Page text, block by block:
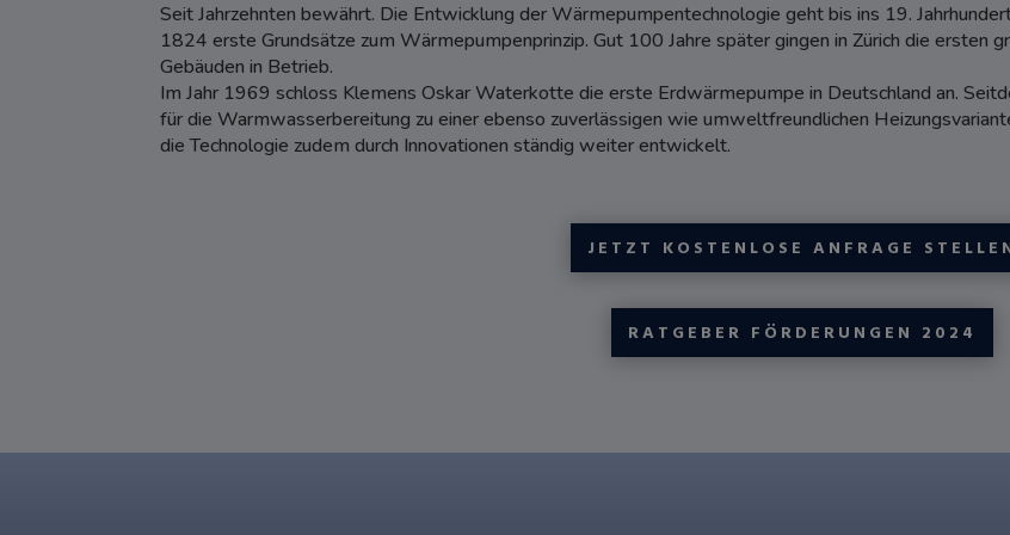
Seit Jahrzehnten bewährt. Die Entwicklung der Wärmepumpentechnologie geht bis ins 19.
1824 erste Grundsätze zum Wärmepumpenprinzip. Gut 100 Jahre später gingen in Zürich die ersten
Gebäuden in Betrieb.
Im Jahr 1969 schloss Klemens Oskar Waterkotte die erste Erdwärmepumpe in Deutschland an.
für die Warmwasserbereitung zu einer ebenso zuverlässigen wie umweltfreundlichen
die Technologie zudem durch Innovationen ständig weiter entwickelt.
JETZT KOSTENLOSE ANFRAGE
RATGEBER FÖRDERUNGEN 2024